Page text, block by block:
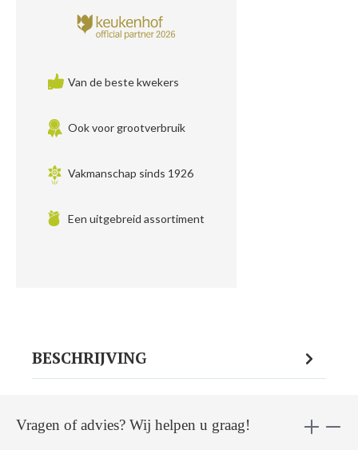
Van de beste kwekers
Ook voor grootverbruik
Vakmanschap sinds 1926
Een uitgebreid assortiment
BESCHRIJVING
Vragen of advies? Wij helpen u graag!